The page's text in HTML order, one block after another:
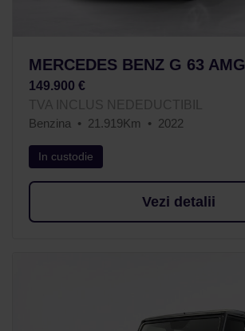
MERCEDES BENZ G 63 AMG
149.900 €
TVA INCLUS NEDEDUCTIBIL
Benzina
21.919Km 2022
In custodie
Vezi detalii